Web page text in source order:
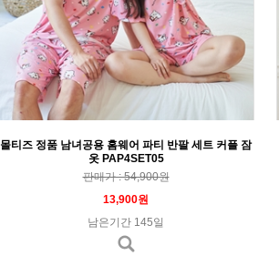
몰티즈 정품 남녀공용 홈웨어 파티 반팔 세트 커플 잠
옷 PAP4SET05
판매가 : 54,900원
13,900원
남은기간 145일